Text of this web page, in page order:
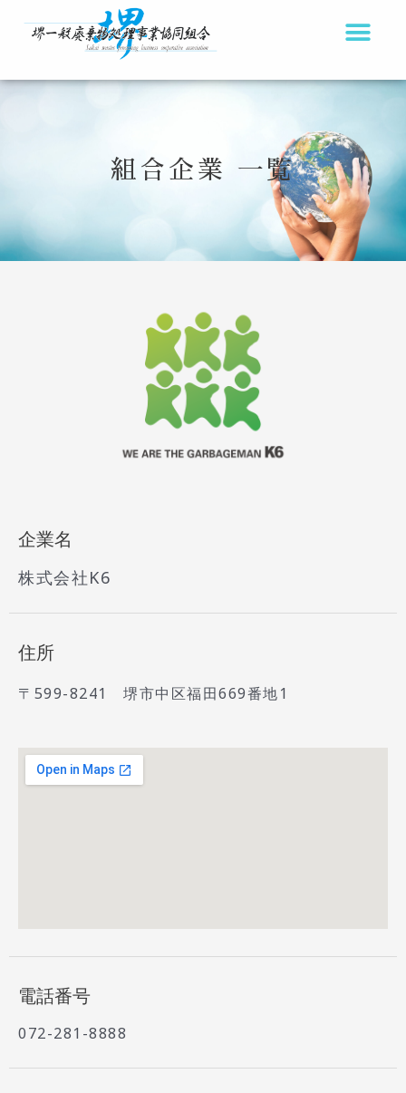
ス
組合企業 一覧
企業名
株式会社K6
住所
〒599-8241 堺市中区福田669番地1
電話番号
072-281-8888